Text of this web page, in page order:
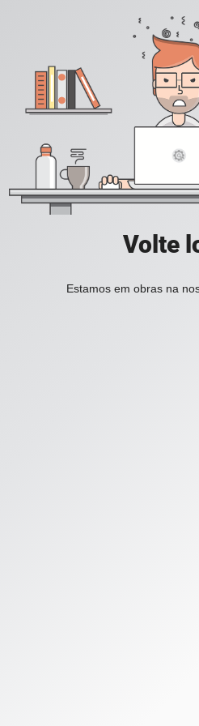
Volte
Estamos em obras na